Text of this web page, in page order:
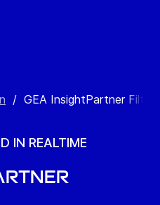
/ GEA InsightPartner
IN REALTIME